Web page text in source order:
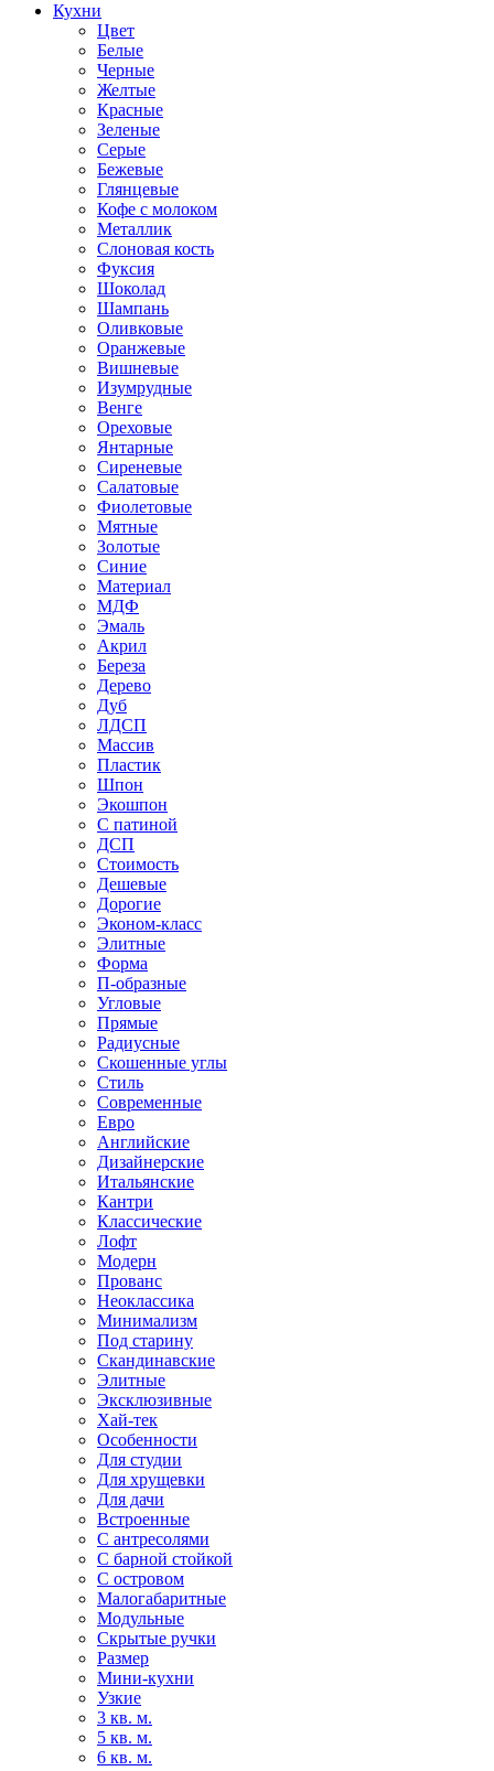
Кухни
Цвет
Белые
Черные
Желтые
Красные
Зеленые
Серые
Бежевые
Глянцевые
Кофе с молоком
Металлик
Слоновая кость
Фуксия
Шоколад
Шампань
Оливковые
Оранжевые
Вишневые
Изумрудные
Венге
Ореховые
Янтарные
Сиреневые
Салатовые
Фиолетовые
Мятные
Золотые
Синие
Материал
МДФ
Эмаль
Акрил
Береза
Дерево
Дуб
ЛДСП
Массив
Пластик
Шпон
Экошпон
С патиной
ДСП
Стоимость
Дешевые
Дорогие
Эконом-класс
Элитные
Форма
П-образные
Угловые
Прямые
Радиусные
Скошенные углы
Стиль
Современные
Евро
Английские
Дизайнерские
Итальянские
Кантри
Классические
Лофт
Модерн
Прованс
Неоклассика
Минимализм
Под старину
Скандинавские
Элитные
Эксклюзивные
Хай-тек
Особенности
Для студии
Для хрущевки
Для дачи
Встроенные
С антресолями
С барной стойкой
С островом
Малогабаритные
Модульные
Скрытые ручки
Размер
Мини-кухни
Узкие
3 кв. м.
5 кв. м.
6 кв. м.